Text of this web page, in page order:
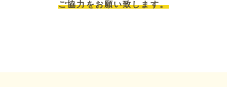
ご協力をお願い致します。